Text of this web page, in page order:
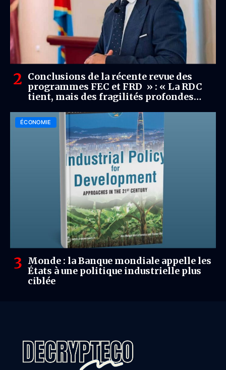
Conclusions de la récente revue des
programmes FEC et FRD » : « La RDC
tient, mais des fragilités profondes
un entretien accordé à DecryptEco.
ÉCONOMIE
Monde : la Banque mondiale appelle les
États à une politique industrielle plus
ciblée